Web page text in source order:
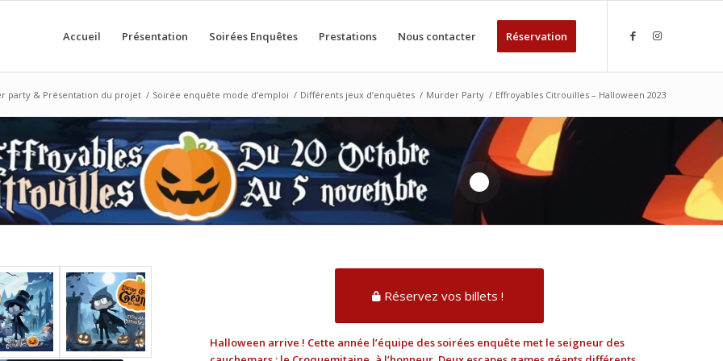
Accueil Présentation Soirées Enquêtes Prestations Nous contacter Réservation
party & Présentation du projet / Soirée enquête mode d’emploi / Différents jeux d’enquêtes / Murder Party / Effroyables Citrouilles – Halloween 2023
1
Réservez vos billets !
Halloween arrive ! Cette année l’équipe des soirées enquête met le seigneur des